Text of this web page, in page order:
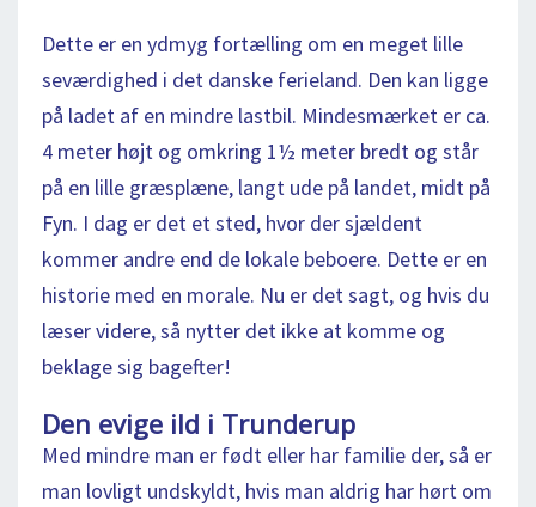
Dette er en ydmyg fortælling om en meget lille
seværdighed i det danske ferieland. Den kan ligge
på ladet af en mindre lastbil. Mindesmærket er ca.
4 meter højt og omkring 1½ meter bredt og står
på en lille græsplæne, langt ude på landet, midt på
Fyn. I dag er det et sted, hvor der sjældent
kommer andre end de lokale beboere. Dette er en
historie med en morale. Nu er det sagt, og hvis du
læser videre, så nytter det ikke at komme og
beklage sig bagefter!
Den evige ild i Trunderup
Med mindre man er født eller har familie der, så er
man lovligt undskyldt, hvis man aldrig har hørt om